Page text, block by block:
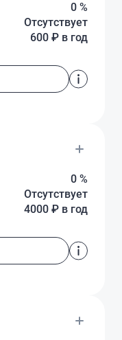
0 %
Отсутствует
600 ₽ в год
0 %
Отсутствует
4000 ₽ в год